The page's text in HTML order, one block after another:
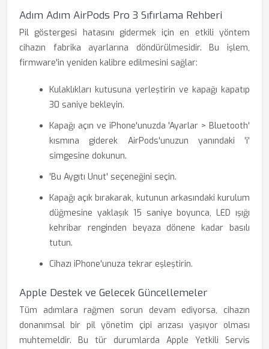
Adım Adım AirPods Pro 3 Sıfırlama Rehberi
Pil göstergesi hatasını gidermek için en etkili yöntem
cihazın fabrika ayarlarına döndürülmesidir. Bu işlem,
firmware'in yeniden kalibre edilmesini sağlar:
Kulaklıkları kutusuna yerleştirin ve kapağı kapatıp
30 saniye bekleyin.
Kapağı açın ve iPhone'unuzda 'Ayarlar > Bluetooth'
kısmına giderek AirPods'unuzun yanındaki 'i'
simgesine dokunun.
'Bu Aygıtı Unut' seçeneğini seçin.
Kapağı açık bırakarak, kutunun arkasındaki kurulum
düğmesine yaklaşık 15 saniye boyunca, LED ışığı
kehribar renginden beyaza dönene kadar basılı
tutun.
Cihazı iPhone'unuza tekrar eşleştirin.
Apple Destek ve Gelecek Güncellemeler
Tüm adımlara rağmen sorun devam ediyorsa, cihazın
donanımsal bir pil yönetim çipi arızası yaşıyor olması
muhtemeldir. Bu tür durumlarda Apple Yetkili Servis